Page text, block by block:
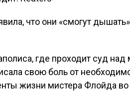
что они «смогут
где проходит суд над
свою боль от
жизни мистера Флойда